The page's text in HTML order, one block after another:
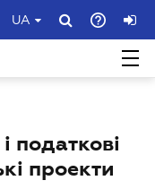
UA
податкові
проекти